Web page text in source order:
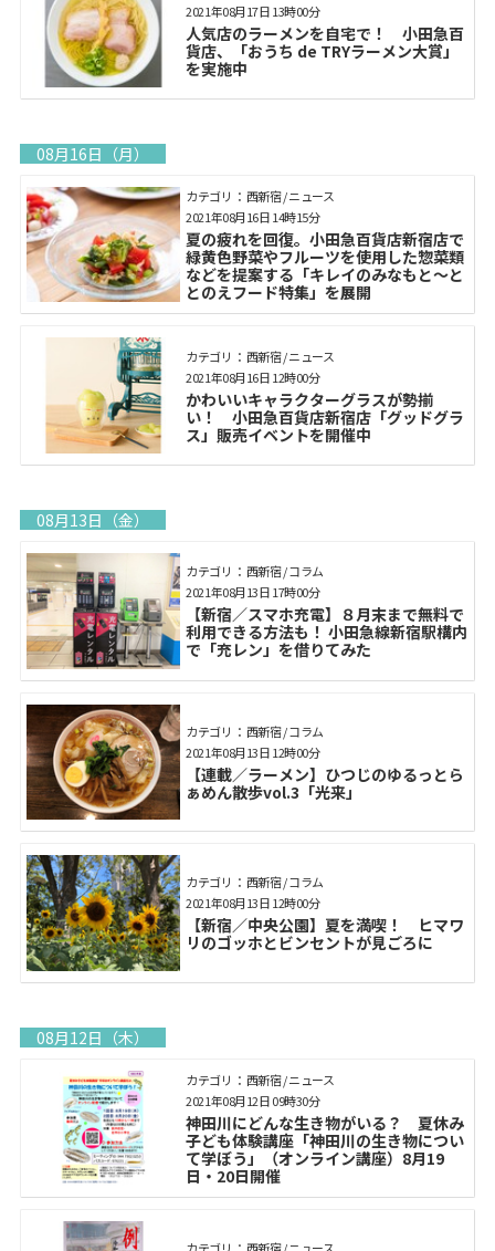
人気店のラーメンを自宅で！ 小田急百
貨店、「おうち de TRYラーメン大賞」
を実施中
2021年08月17日 13時00分
08月16日（月）
カテゴリ： 西新宿 / ニュース
夏の疲れを回復。小田急百貨店新宿店で
緑黄色野菜やフルーツを使用した惣菜類
などを提案する「キレイのみなもと～と
とのえフード特集」を展開
2021年08月16日 14時15分
カテゴリ： 西新宿 / ニュース
かわいいキャラクターグラスが勢揃
い！ 小田急百貨店新宿店「グッドグラ
ス」販売イベントを開催中
2021年08月16日 12時00分
08月13日（金）
カテゴリ： 西新宿 / コラム
【新宿／スマホ充電】８月末まで無料で
利用できる方法も！ 小田急線新宿駅構内
で「充レン」を借りてみた
2021年08月13日 17時00分
カテゴリ： 西新宿 / コラム
【連載／ラーメン】ひつじのゆるっとら
ぁめん散歩vol.3「光来」
2021年08月13日 12時00分
カテゴリ： 西新宿 / コラム
【新宿／中央公園】夏を満喫！ ヒマワ
リのゴッホとビンセントが見ごろに
2021年08月13日 12時00分
08月12日（木）
カテゴリ： 西新宿 / ニュース
神田川にどんな生き物がいる？ 夏休み
子ども体験講座「神田川の生き物につい
て学ぼう」（オンライン講座）8月19
日・20日開催
2021年08月12日 09時30分